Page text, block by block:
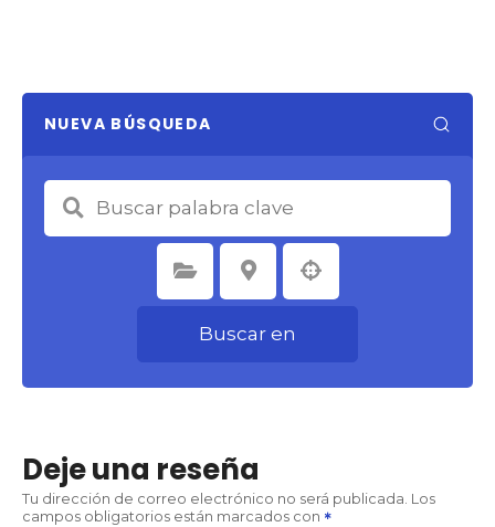
NUEVA BÚSQUEDA
Seleccione la categoría Seleccione la ubicación
Buscar en
Deje una reseña
Tu dirección de correo electrónico no será publicada. Los
campos obligatorios están marcados con